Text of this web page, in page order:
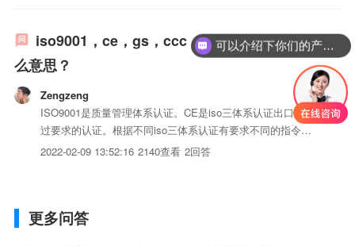
iso9001，ce，gs，ccc，rohs，cqc分别什
么意思？
Zengzeng
ISO9001是质量管理体系认证。CE是iso三体系认证出口欧盟
过要求的认证。根据不同iso三体系认证有要求不同的指令。
GS认证以德国iso三体系认证安全法(GPGS)为依据，按照欧
2022-02-09 13:52:16 2140查看 2回答
更多问答
可以介绍下你们的产品么？